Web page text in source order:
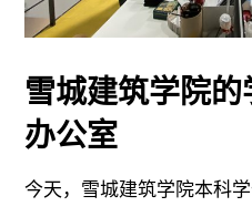
雪城建筑学院
办公室
今天，雪城建筑学院本科